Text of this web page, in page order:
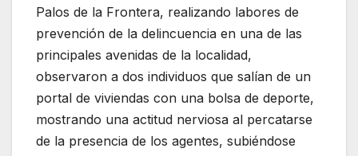
Palos de la Frontera, realizando labores de
prevención de la delincuencia en una de las
principales avenidas de la localidad,
observaron a dos individuos que salían de un
portal de viviendas con una bolsa de deporte,
mostrando una actitud nerviosa al percatarse
de la presencia de los agentes, subiéndose